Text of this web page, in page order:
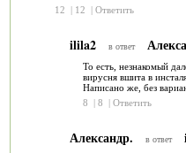
12
| 12 | Ответить
ilila2 в ответ
То есть, незнакомый
вирусня вшита в
Написано же, без
8
| 8 | Ответить
Александр. в ответ